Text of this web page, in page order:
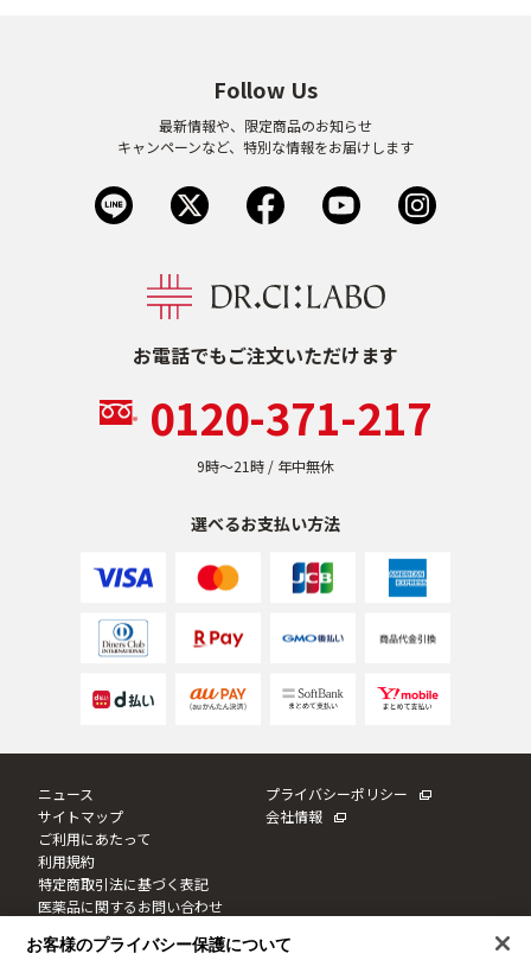
お電話でもご注文いただけます
0120-371-217
9時〜21時 / 年中無休
選べるお支払い方法
Follow Us
最新情報や、限定商品のお知らせ
キャンペーンなど、特別な情報をお届けします
ニュース
サイトマップ
ご利用にあたって
利用規約
特定商取引法に基づく表記
医薬品に関するお問い合わせ
プライバシーポリシー
会社情報
お客様のプライバシー保護について